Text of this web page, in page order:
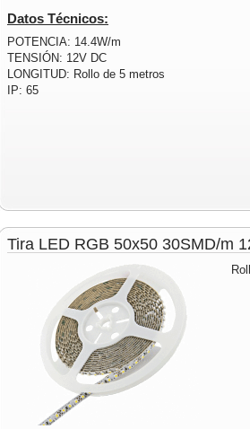
Datos Técnicos:
POTENCIA: 14.4W/m
TENSIÓN: 12V DC
LONGITUD: Rollo de 5 metros
IP: 65
Tira LED RGB 50x50 30SMD/m